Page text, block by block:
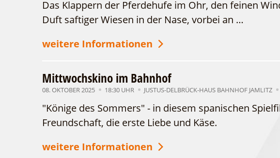
WFG
Das Klappern der Pferdehufe im Ohr, den feinen
Duft saftiger Wiesen in der Nase, vorbei an …
weitere Informationen
Mittwochskino im Bahnhof
08. OKTOBER 2025 18:30 UHR JUSTUS-DELBRÜCK-HAUS BAHNHOF JAMLITZ
"Könige des Sommers" - in diesem spanischen
Freundschaft, die erste Liebe und Käse.
weitere Informationen